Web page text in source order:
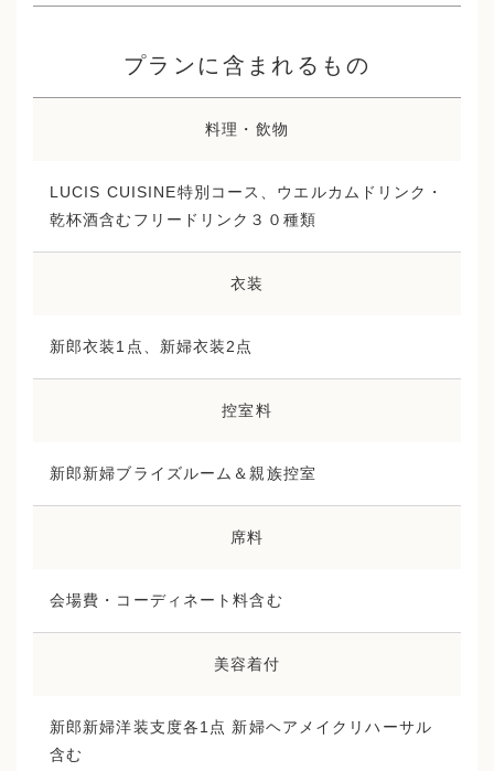
プランに含まれるもの
料理・飲物
LUCIS CUISINE特別コース、ウエルカムドリンク・
乾杯酒含むフリードリンク３０種類
衣装
新郎衣装1点、新婦衣装2点
控室料
新郎新婦ブライズルーム＆親族控室
席料
会場費・コーディネート料含む
美容着付
新郎新婦洋装支度各1点 新婦ヘアメイクリハーサル
含む